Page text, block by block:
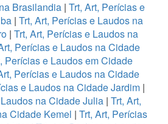
Brasilandia | Trt, Art, Perícias e
| Trt, Art, Perícias e Laudos na
| Trt, Art, Perícias e Laudos na
Perícias e Laudos na Cidade
Perícias e Laudos em Cidade
Perícias e Laudos na Cidade
e Laudos na Cidade Jardim|
na Cidade Julia | Trt, Art,
Cidade Kemel | Trt, Art, Perícias